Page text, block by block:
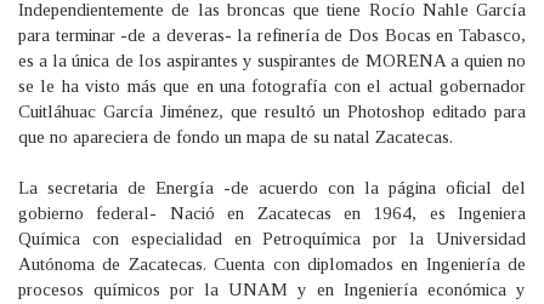
Independientemente de las broncas que tiene Rocío Nahle García
para terminar -de a deveras- la refinería de Dos Bocas en Tabasco,
es a la única de los aspirantes y suspirantes de MORENA a quien no
se le ha visto más que en una fotografía con el actual gobernador
Cuitláhuac García Jiménez, que resultó un Photoshop editado para
que no apareciera de fondo un mapa de su natal Zacatecas.
La secretaria de Energía -de acuerdo con la página oficial del
gobierno federal- Nació en Zacatecas en 1964, es Ingeniera
Química con especialidad en Petroquímica por la Universidad
Autónoma de Zacatecas. Cuenta con diplomados en Ingeniería de
procesos químicos por la UNAM y en Ingeniería económica y